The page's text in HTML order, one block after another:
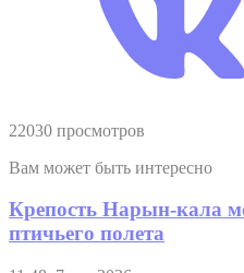
22030 просмотров
Вам может быть интересно
Крепость Нарын-кала
птичьего полета